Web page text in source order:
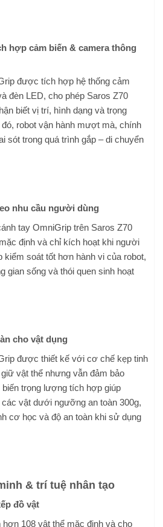
hợp cảm biến & camera thông
được tích hợp hệ thống cảm
đèn LED, cho phép Saros Z70
biết vị trí, hình dạng và trọng
robot vận hành mượt mà, chính
sót trong quá trình gắp – di chuyển
nhu cầu người dùng
tay OmniGrip trên Saros Z70
định và chỉ kích hoạt khi người
kiểm soát tốt hơn hành vi của robot,
gian sống và thói quen sinh hoạt
cho vật dụng
được thiết kế với cơ chế kẹp tinh
vật thể nhưng vẫn đảm bảo
trọng lượng tích hợp giúp
vật dưới ngưỡng an toàn 300g,
cơ học và độ an toàn khi sử dụng
& trí tuệ nhân tạo
đồ vật
108 vật thể mặc định và cho